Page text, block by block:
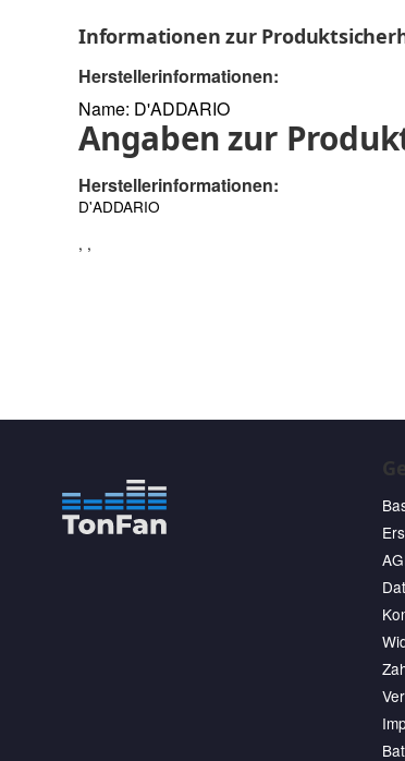
Informationen zur
Herstellerinformationen:
Name: D'ADDARIO
Angaben zur
Herstellerinformationen:
D'ADDARIO
, ,